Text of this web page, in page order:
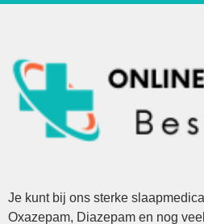
Je kunt bij ons sterke
Oxazepam, Diazepam en nog